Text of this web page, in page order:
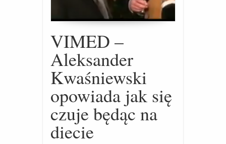
VIMED –
Aleksander
Kwaśniewski
opowiada jak się
czuje będąc na
diecie